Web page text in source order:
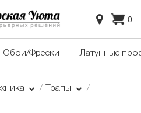
0
Обои/Фрески Латунные
Трапы